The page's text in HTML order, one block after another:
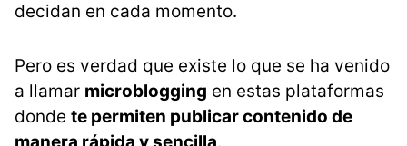
decidan en cada momento.
Pero es verdad que existe lo que se ha venido
a llamar microblogging en estas plataformas
donde te permiten publicar contenido de